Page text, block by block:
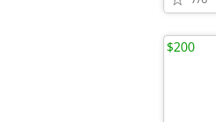
$200